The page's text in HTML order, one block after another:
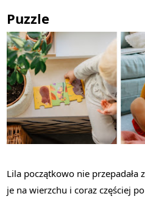
Puzzle
Lila początkowo nie przepadała
je na wierzchu i coraz częściej